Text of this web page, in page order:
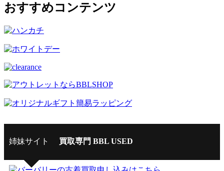
おすすめコンテンツ
姉妹サイト 買取専門 BBL USED